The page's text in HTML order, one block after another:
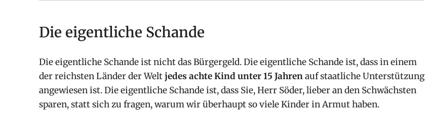
Die eigentliche Schande
Die eigentliche Schande ist nicht das Bürgergeld. Die eigentliche Schande ist, dass in einem
der reichsten Länder der Weltjedes achte Kind unter 15 Jahrenauf staatliche Unterstützung
angewiesen ist. Die eigentliche Schande ist, dass Sie, Herr Söder, lieber an den Schwächsten
sparen, statt sich zu fragen, warum wir überhaupt so viele Kinder in Armut haben.